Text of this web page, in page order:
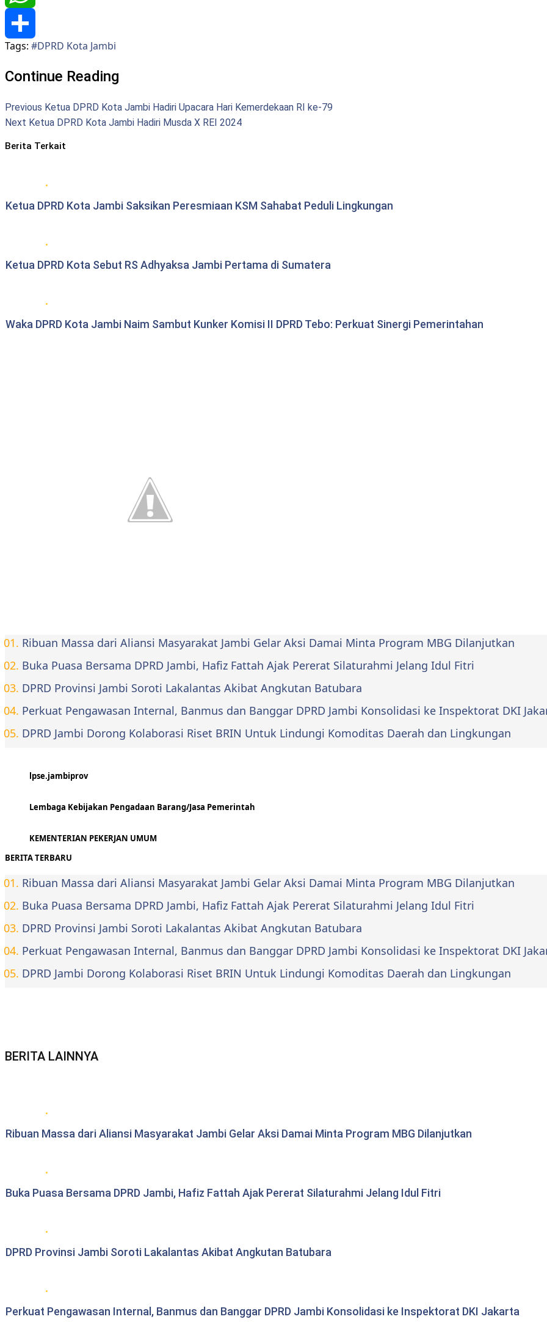
WhatsApp
Share
Tags: #DPRD Kota Jambi
Continue Reading
Previous Ketua DPRD Kota Jambi Hadiri Upacara Hari Kemerdekaan RI ke-79
Next Ketua DPRD Kota Jambi Hadiri Musda X REI 2024
Berita Terkait
Ketua DPRD Kota Jambi Saksikan Peresmiaan KSM Sahabat Peduli Lingkungan
Ketua DPRD Kota Sebut RS Adhyaksa Jambi Pertama di Sumatera
Waka DPRD Kota Jambi Naim Sambut Kunker Komisi II DPRD Tebo: Perkuat Sinergi Pemerintahan
Ribuan Massa dari Aliansi Masyarakat Jambi Gelar Aksi Damai Minta Program MBG Dilanjutkan
Buka Puasa Bersama DPRD Jambi, Hafiz Fattah Ajak Pererat Silaturahmi Jelang Idul Fitri
DPRD Provinsi Jambi Soroti Lakalantas Akibat Angkutan Batubara
Perkuat Pengawasan Internal, Banmus dan Banggar DPRD Jambi Konsolidasi ke Inspektorat DKI
DPRD Jambi Dorong Kolaborasi Riset BRIN Untuk Lindungi Komoditas Daerah dan Lingkungan
lpse.jambiprov
Lembaga Kebijakan Pengadaan Barang/Jasa Pemerintah
KEMENTERIAN PEKERJAN UMUM
BERITA TERBARU
Ribuan Massa dari Aliansi Masyarakat Jambi Gelar Aksi Damai Minta Program MBG Dilanjutkan
Buka Puasa Bersama DPRD Jambi, Hafiz Fattah Ajak Pererat Silaturahmi Jelang Idul Fitri
DPRD Provinsi Jambi Soroti Lakalantas Akibat Angkutan Batubara
Perkuat Pengawasan Internal, Banmus dan Banggar DPRD Jambi Konsolidasi ke Inspektorat DKI
DPRD Jambi Dorong Kolaborasi Riset BRIN Untuk Lindungi Komoditas Daerah dan Lingkungan
BERITA LAINNYA
Ribuan Massa dari Aliansi Masyarakat Jambi Gelar Aksi Damai Minta Program MBG Dilanjutkan
Buka Puasa Bersama DPRD Jambi, Hafiz Fattah Ajak Pererat Silaturahmi Jelang Idul Fitri
DPRD Provinsi Jambi Soroti Lakalantas Akibat Angkutan Batubara
Perkuat Pengawasan Internal, Banmus dan Banggar DPRD Jambi Konsolidasi ke Inspektorat DKI Jakarta